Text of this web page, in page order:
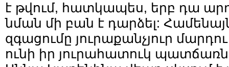
է թվում, հատկապես, երբ դա
նման մի բան է դարձել:
զգացումը յուրաքանչյուր
ունի իր յուրահատուկ